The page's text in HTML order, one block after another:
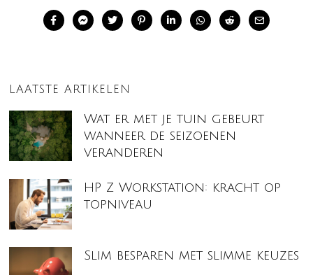
LAATSTE ARTIKELEN
Wat er met je tuin gebeurt
wanneer de seizoenen
veranderen
HP Z Workstation: kracht op
topniveau
Slim besparen met slimme keuzes